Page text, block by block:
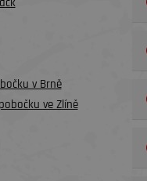
v Brně
ve Zlíně